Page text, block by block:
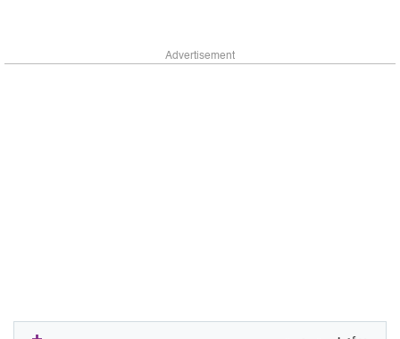
Advertisement